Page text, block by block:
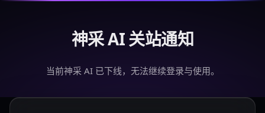
神采 AI 关站通知
当前神采 AI 已下线，无法继续登录与使用。